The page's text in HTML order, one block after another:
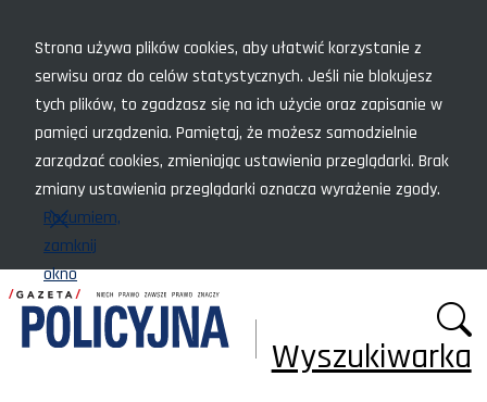
Strona używa plików cookies, aby ułatwić korzystanie z
serwisu oraz do celów statystycznych. Jeśli nie blokujesz
tych plików, to zgadzasz się na ich użycie oraz zapisanie w
pamięci urządzenia. Pamiętaj, że możesz samodzielnie
zarządzać cookies, zmieniając ustawienia przeglądarki. Brak
zmiany ustawienia przeglądarki oznacza wyrażenie zgody.
Rozumiem,
zamknij
okno
Wyszukiwarka